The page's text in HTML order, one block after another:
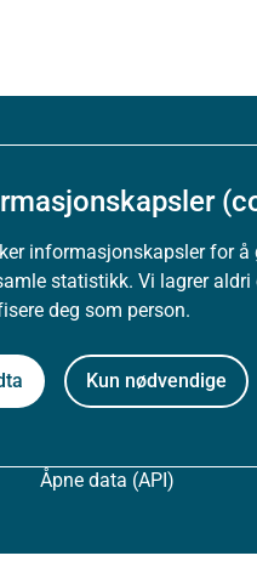
informasjonskapsler for å
statistikk. Vi lagrer
deg som person.
Kun nødvendige
Personvernerklæring
Besøksstatistikk og
Åpne data (API)